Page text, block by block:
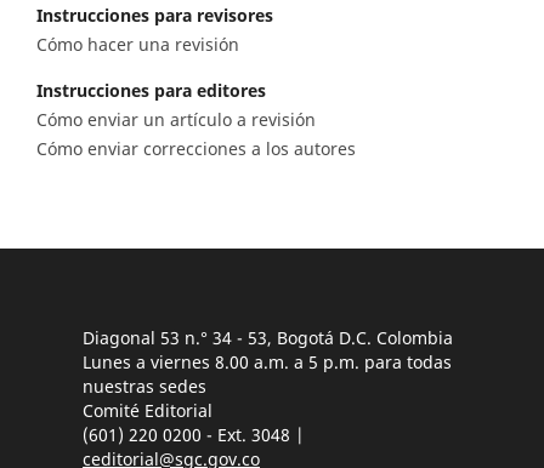
Instrucciones para revisores
Cómo hacer una revisión
Instrucciones para editores
Cómo enviar un artículo a revisión
Cómo enviar correcciones a los autores
Diagonal 53 n.° 34 - 53, Bogotá D.C. Colombia
Lunes a viernes 8.00 a.m. a 5 p.m. para todas
nuestras sedes
Comité Editorial
(601) 220 0200 - Ext. 3048 |
ceditorial@sgc.gov.co